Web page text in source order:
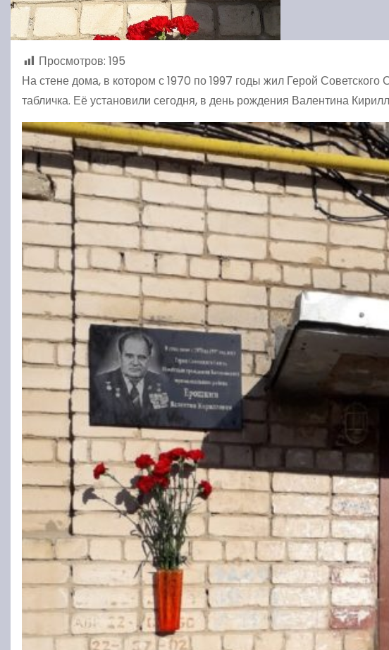
Просмотров: 195
На стене дома, в котором с 1970 по 1997 годы жил Герой
табличка. Её установили сегодня, в день рождения Валентина